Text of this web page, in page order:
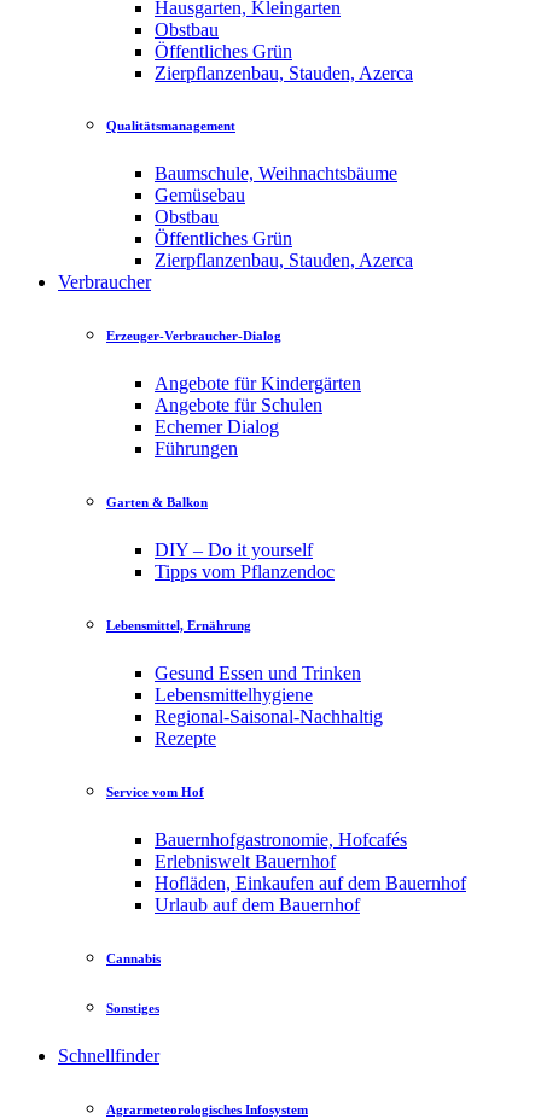
Hausgarten, Kleingarten
Obstbau
Öffentliches Grün
Zierpflanzenbau, Stauden, Azerca
Qualitätsmanagement
Baumschule, Weihnachtsbäume
Gemüsebau
Obstbau
Öffentliches Grün
Zierpflanzenbau, Stauden, Azerca
Verbraucher
Erzeuger-Verbraucher-Dialog
Angebote für Kindergärten
Angebote für Schulen
Echemer Dialog
Führungen
Garten & Balkon
DIY – Do it yourself
Tipps vom Pflanzendoc
Lebensmittel, Ernährung
Gesund Essen und Trinken
Lebensmittelhygiene
Regional-Saisonal-Nachhaltig
Rezepte
Service vom Hof
Bauernhofgastronomie, Hofcafés
Erlebniswelt Bauernhof
Hofläden, Einkaufen auf dem Bauernhof
Urlaub auf dem Bauernhof
Cannabis
Sonstiges
Schnellfinder
Agrarmeteorologisches Infosystem